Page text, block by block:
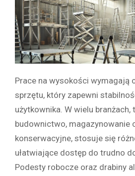
Prace na wysokości wymagają
sprzętu, który zapewni
użytkownika. W wielu branżach,
budownictwo, magazynowanie
konserwacyjne, stosuje się
ułatwiające dostęp do trudno
Podesty robocze oraz drabiny